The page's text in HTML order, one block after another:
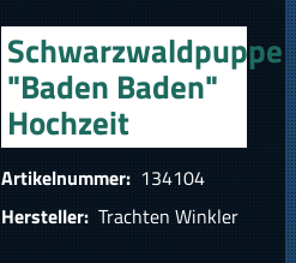
Schwarzwaldpuppe
"Baden Baden"
Hochzeit
Artikelnummer: 134104
Hersteller: Trachten Winkler